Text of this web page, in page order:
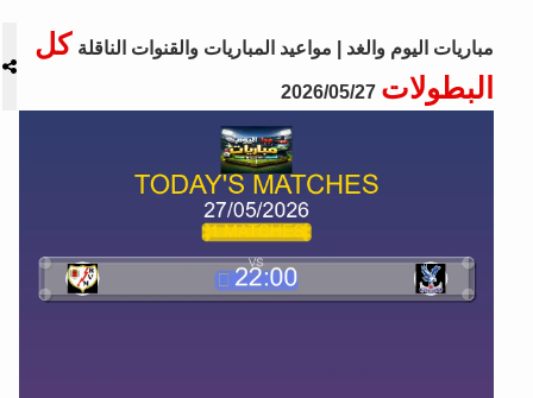
مباريات اليوم والغد | مواعيد المباريات والقنوات الناقلة كل
البطولات 2026/05/27